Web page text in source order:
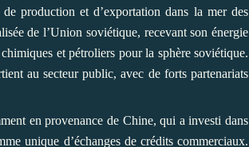
production et d’exportation dans la mer des
de l’Union soviétique, recevant son énergie
et pétroliers pour la sphère soviétique.
au secteur public, avec de forts partenariats
en provenance de Chine, qui a investi dans
unique d’échanges de crédits commerciaux.